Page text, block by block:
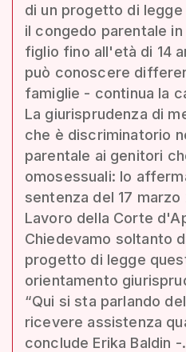
di un progetto di
il congedo parentale
figlio fino all'età di 14
può conoscere
famiglie - continua la
La giurisprudenza di
che è discriminatorio
parentale ai genitori
omosessuali: lo
sentenza del 17 marzo
Lavoro della Corte
Chiedevamo soltanto
progetto di legge
orientamento
“Qui si sta parlando
ricevere assistenza
conclude Erika Baldin